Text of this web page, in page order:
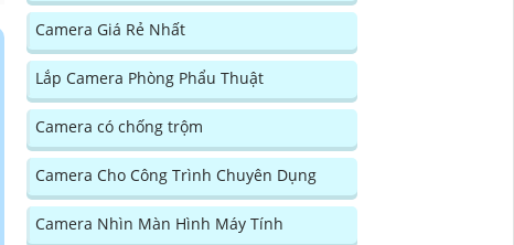
Camera Giá Rẻ Nhất
Lắp Camera Phòng Phẩu Thuật
Camera có chống trộm
Camera Cho Công Trình Chuyên Dụng
Camera Nhìn Màn Hình Máy Tính